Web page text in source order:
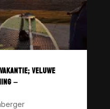
VELUWE
–